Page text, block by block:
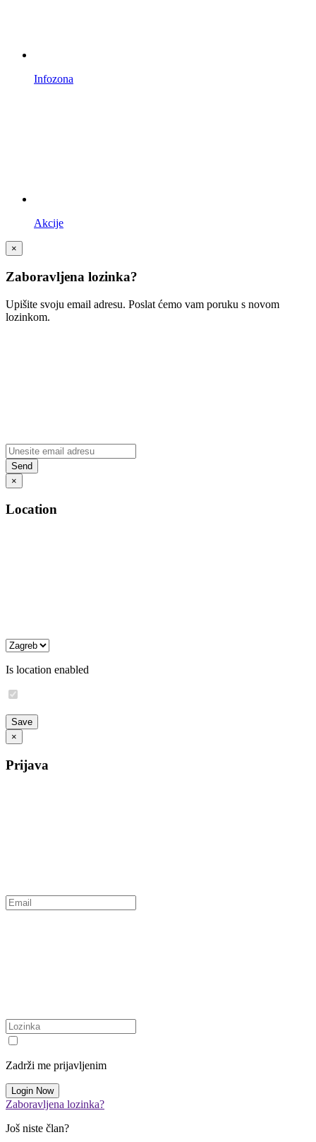
Infozona
Akcije
×
Zaboravljena lozinka?
Upišite svoju email adresu. Poslat ćemo vam poruku s novom
lozinkom.
×
Location
Is location enabled
×
Prijava
Zadrži me prijavljenim
Zaboravljena lozinka?
Još niste član?